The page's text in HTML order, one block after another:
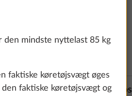
Kos
den mindste nyttelast 85 kg
faktiske køretøjsvægt øges
faktiske køretøjsvægt og